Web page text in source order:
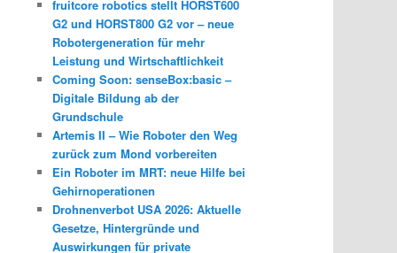
fruitcore robotics stellt HORST600
G2 und HORST800 G2 vor – neue
Robotergeneration für mehr
Leistung und Wirtschaftlichkeit
Coming Soon: senseBox:basic –
Digitale Bildung ab der
Grundschule
Artemis II – Wie Roboter den Weg
zurück zum Mond vorbereiten
Ein Roboter im MRT: neue Hilfe bei
Gehirnoperationen
Drohnenverbot USA 2026: Aktuelle
Gesetze, Hintergründe und
Auswirkungen für private